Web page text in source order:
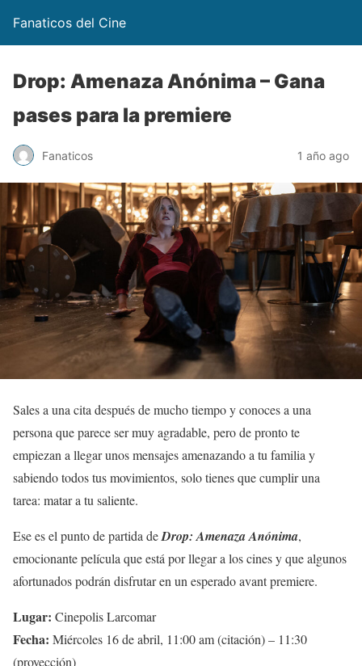
Fanaticos del Cine
Drop: Amenaza Anónima – Gana
pases para la premiere
Fanaticos 1 año ago
Sales a una cita después de mucho tiempo y conoces a una
persona que parece ser muy agradable, pero de pronto te
empiezan a llegar unos mensajes amenazando a tu familia y
sabiendo todos tus movimientos, solo tienes que cumplir una
tarea: matar a tu saliente.
Ese es el punto de partida deDrop: Amenaza Anónima,
emocionante película que está por llegar a los cines y que algunos
afortunados podrán disfrutar en un esperado avant premiere.
Lugar: Cinepolis Larcomar
Fecha: Miércoles 16 de abril, 11:00 am (citación) – 11:30
(proyección)